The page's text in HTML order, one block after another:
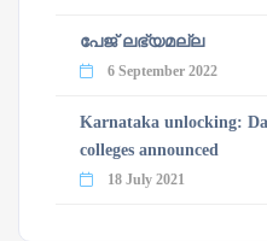
പേജ് ലഭ്യമല്ല
6 September 2022
Karnataka unlocking:
colleges announced
18 July 2021